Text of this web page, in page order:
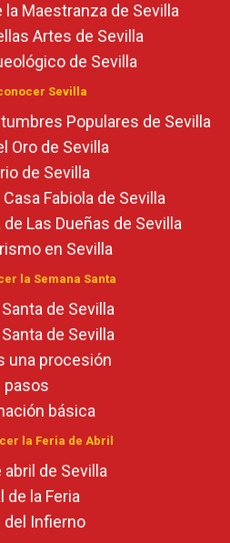
la Maestranza de Sevilla
Artes de Sevilla
de Sevilla
Sevilla
Populares de Sevilla
Oro de Sevilla
de Sevilla
Fabiola de Sevilla
Las Dueñas de Sevilla
en Sevilla
la Semana Santa
de Sevilla
de Sevilla
una procesión
pasos
básica
la Feria de Abril
abril de Sevilla
de la Feria
del Infierno